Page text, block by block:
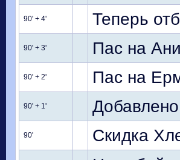
90' + 4' Теперь
90' + 3' Пас на
90' + 2' Пас на
90' + 1'
90' Скидка